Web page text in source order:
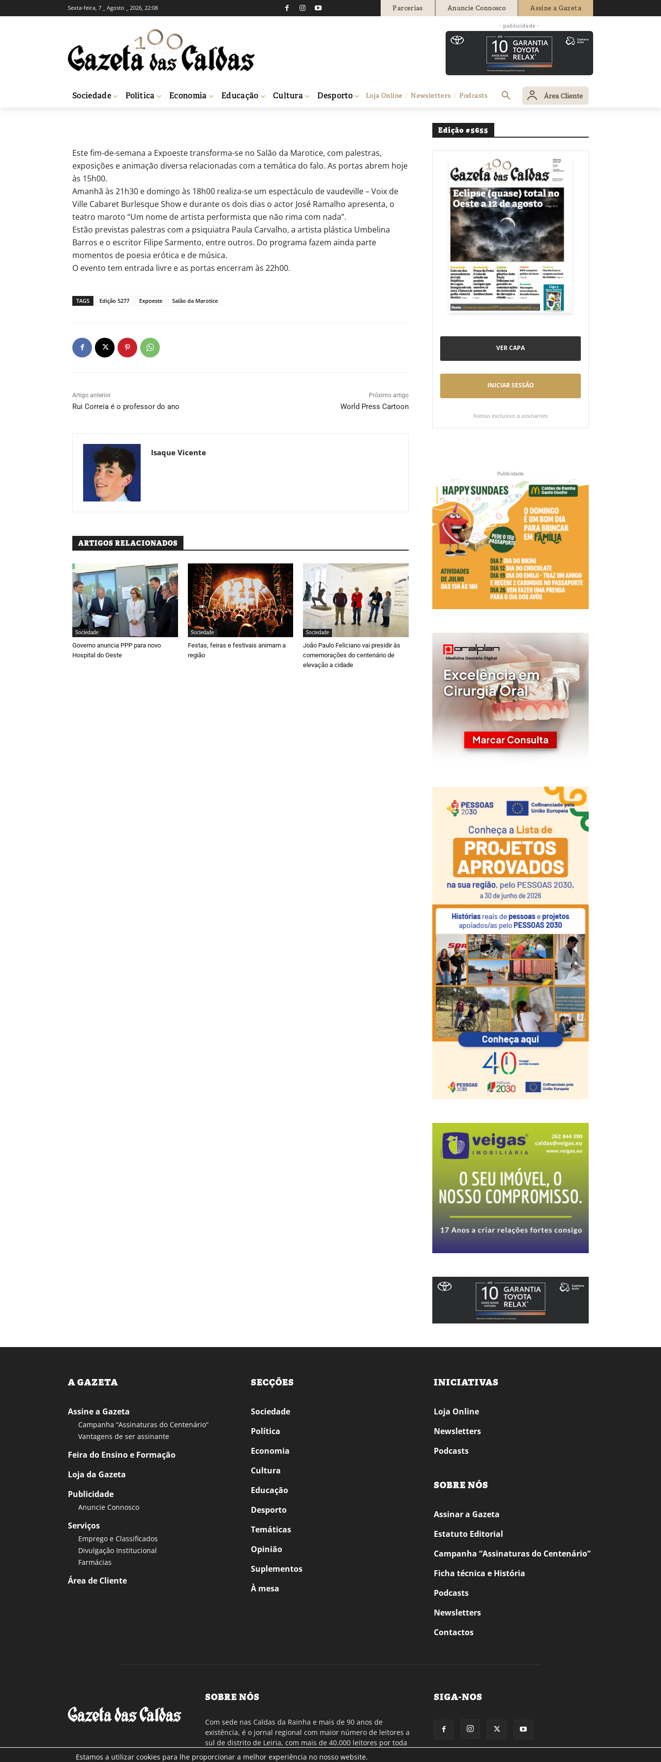
Sexta-feira, 7 _ Agosto _ 2026, 22:08 Parcerias Anuncie Connosco Assine a Gazeta
- publicidade -
Sociedade Política Economia Educação Cultura Desporto Loja Online Newsletters Podcasts Área Cliente
SOCIEDADE
Salão da Marotice estreia-se na Expoeste
Isaque Vicente - 961
Este fim-de-semana a Expoeste transforma-se no Salão da Marotice, com palestras,
exposições e animação diversa relacionadas com a temática do falo. As portas abrem hoje
às 15h00.
Amanhã às 21h30 e domingo às 18h00 realiza-se um espectáculo de vaudeville – Voix de
Ville Cabaret Burlesque Show e durante os dois dias o actor José Ramalho apresenta, o
teatro maroto “Um nome de artista performista que não rima com nada”.
Estão previstas palestras com a psiquiatra Paula Carvalho, a artista plástica Umbelina
Barros e o escritor Filipe Sarmento, entre outros. Do programa fazem ainda parte
momentos de poesia erótica e de música.
O evento tem entrada livre e as portas encerram às 22h00.
TAGS Edição 5277 Expoeste Salão da Marotice
Artigo anterior
Rui Correia é o professor do ano
Próximo artigo
World Press Cartoon
Isaque Vicente
ARTIGOS RELACIONADOS
Sociedade
Governo anuncia PPP para novo
Hospital do Oeste
Sociedade
Festas, feiras e festivais animam a
região
Sociedade
João Paulo Feliciano vai presidir às
comemorações do centenário de
elevação a cidade
Edição #5655
VER CAPA
INICIAR SESSÃO
Acesso exclusivo a assinantes
Publicidade
A GAZETA
Assine a Gazeta
Campanha “Assinaturas do Centenário”
Vantagens de ser assinante
Feira do Ensino e Formação
Loja da Gazeta
Publicidade
Anuncie Connosco
Serviços
Emprego e Classificados
Divulgação Institucional
Farmácias
Área de Cliente
SECÇÕES
Sociedade
Política
Economia
Cultura
Educação
Desporto
Temáticas
Opinião
Suplementos
À mesa
INICIATIVAS
Loja Online
Newsletters
Podcasts
SOBRE NÓS
Assinar a Gazeta
Estatuto Editorial
Campanha “Assinaturas do Centenário”
Ficha técnica e História
Podcasts
Newsletters
Contactos
SOBRE NÓS
Com sede nas Caldas da Rainha e mais de 90 anos de
existência, é o jornal regional com maior número de leitores a
sul de distrito de Leiria, com mais de 40.000 leitores por toda
a região Oeste. Jornal com distribuição em Portugal
SIGA-NOS
Estamos a utilizar cookies para lhe proporcionar a melhor experiência no nosso website.